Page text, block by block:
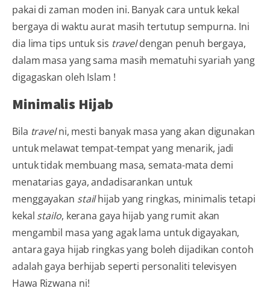
pakai di zaman moden ini. Banyak cara untuk kekal
bergaya di waktu aurat masih tertutup sempurna. Ini
dia lima tips untuk sis traveldengan penuh bergaya,
dalam masa yang sama masih mematuhi syariah yang
digagaskan oleh Islam !
Minimalis Hijab
Bila travelni, mesti banyak masa yang akan digunakan
untuk melawat tempat-tempat yang menarik, jadi
untuk tidak membuang masa, semata-mata demi
menatarias gaya, andadisarankan untuk
menggayakan stailhijab yang ringkas, minimalis tetapi
kekal stailo, kerana gaya hijab yang rumit akan
mengambil masa yang agak lama untuk digayakan,
antara gaya hijab ringkas yang boleh dijadikan contoh
adalah gaya berhijab seperti personaliti televisyen
Hawa Rizwana ni!